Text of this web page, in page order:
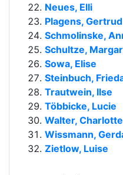
Neues, Elli
Plagens, Gertrud
Schmolinske,
Schultze,
Sowa, Elise
Steinbuch,
Trautwein, Ilse
Többicke, Lucie
Walter, Charlotte
Wissmann,
Zietlow, Luise